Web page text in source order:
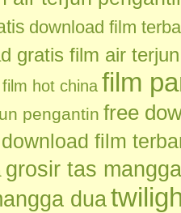
download film
gratis film air
film hot china film
pengantin free
film
grosir tas
dua